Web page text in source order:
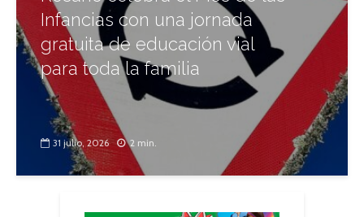
Infancias con una jornada
gratuita de educación vial
para toda la familia
31 julio, 2026 2 min.